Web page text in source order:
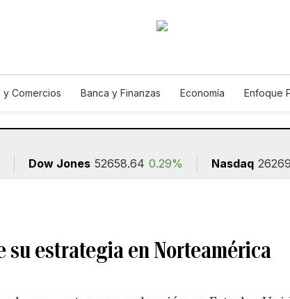
y Comercios Banca y Finanzas Economía Enfoque
Dow Jones 52658.64 0.29% Nasdaq
su estrategia en Norteamérica